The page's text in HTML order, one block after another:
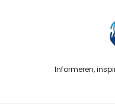
Informeren,